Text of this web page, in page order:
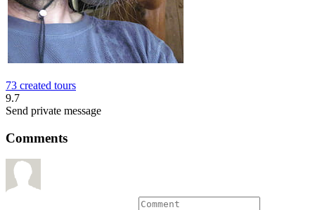
73 created tours
9.7
Send private message
Comments